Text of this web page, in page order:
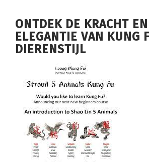
ONTDEK DE KRACHT EN
ELEGANTIE VAN KUNG
DIERENSTIJL